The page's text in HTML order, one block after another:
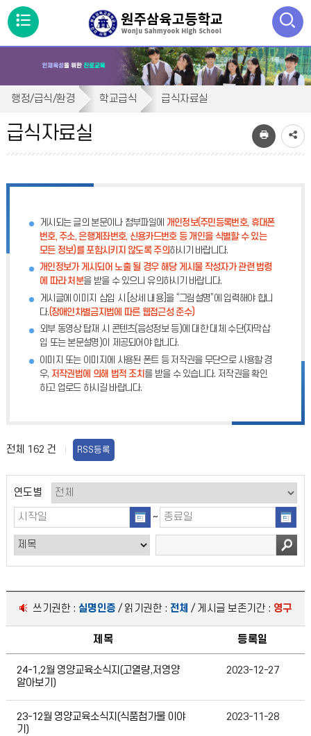
메
뉴
열
검색
통
합
기
급
식
자
실
행정/급식/환경 학교급식 급식자료실
급식자료실
게시되는 글의 본문이나 첨부파일에 개인정보(주민등록번호, 휴대폰
번호, 주소, 은행계좌번호, 신용카드번호 등 개인을 식별할 수 있는
모든 정보)를 포함시키지 않도록 주의하시기 바랍니다.
개인정보가 게시되어 노출 될 경우 해당 게시물 작성자가 관련 법령
에 따라 처분을 받을 수 있으니 유의하시기 바랍니다.
게시글에 이미지 삽입 시 [상세 내용]을 “그림설명”에 입력해야 합니
다.(장애인차별금지법에 따른 웹접근성 준수)
외부 동영상 탑재 시 콘텐츠(음성정보 등)에 대한 대체 수단(자막삽
입 또는 본문설명)이 제공되어야 합니다.
이미지 또는 이미지에 사용된 폰트 등 저작권을 무단으로 사용할 경
우, 저작권법에 의해 법적 조치 를 받을 수 있습니다. 저작권을 확인
하고 업로드 하시길 바랍니다.
전체 162건 RSS등록
연도별
~
쓰기권한 : 실명인증 / 읽기권한 : 전체 / 게시글 보존기간 : 영구
제목 등록일
24-1,2월 영양교육소식지(고열량,저영양
알아보기)
2023-12-27
23-12월 영양교육소식지(식품첨가물 이야
기)
2023-11-28